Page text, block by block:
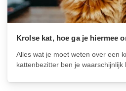
Krolse kat, hoe ga je hiermee
Alles wat je moet weten over een
kattenbezitter ben je
te duiden waarin een kat zich